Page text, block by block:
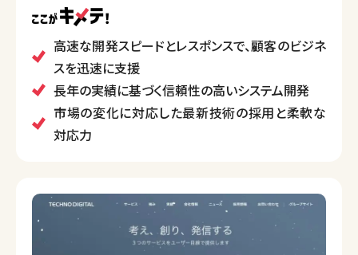
ンス、高品質なサービス提供、柔軟な対応を特徴とし
ています。また、正確でエラーのないシステム開発、細
部にわたる検証作業など、徹底した品質管理が強みで
す。
特に、顧客の要望に合わせたカスタマイズや新技術の
導入を得意とし、多様なニーズに応える柔軟性を発揮
高速な開発スピードとレスポンスで、顧客のビジネ
スを迅速に支援
長年の実績に基づく信頼性の高いシステム開発
市場の変化に対応した最新技術の採用と柔軟な
対応力